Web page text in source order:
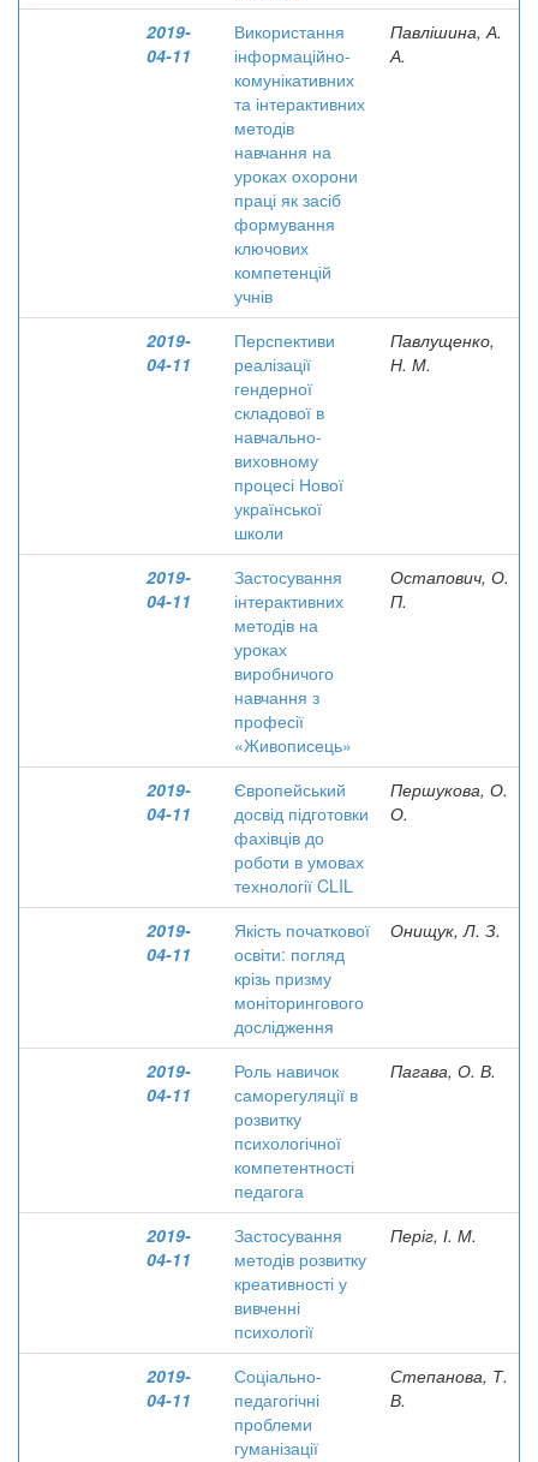
2019-
04-11
Використання
інформаційно-
комунікативних
та інтерактивних
методів
навчання на
уроках охорони
праці як засіб
формування
ключових
компетенцій
учнів
Павлішина, А.
А.
2019-
04-11
Перспективи
реалізації
гендерної
складової в
навчально-
виховному
процесі Нової
української
школи
Павлущенко,
Н. М.
2019-
04-11
Застосування
інтерактивних
методів на
уроках
виробничого
навчання з
професії
«Живописець»
Остапович, О.
П.
2019-
04-11
Європейський
досвід підготовки
фахівців до
роботи в умовах
технології CLIL
Першукова, О.
О.
2019-
04-11
Якість початкової
освіти: погляд
крізь призму
моніторингового
дослідження
Онищук, Л. З.
2019-
04-11
Роль навичок
саморегуляції в
розвитку
психологічної
компетентності
педагога
Пагава, О. В.
2019-
04-11
Застосування
методів розвитку
креативності у
вивченні
психології
Періг, І. М.
2019-
04-11
Соціально-
педагогічні
проблеми
гуманізації
Степанова, Т.
В.